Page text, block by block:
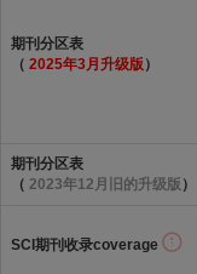
期刊分区表
（ 2025年3月升级版 ）
期刊分区表
（ 2023年12月旧的升级版 ）
SCI期刊收录coverage